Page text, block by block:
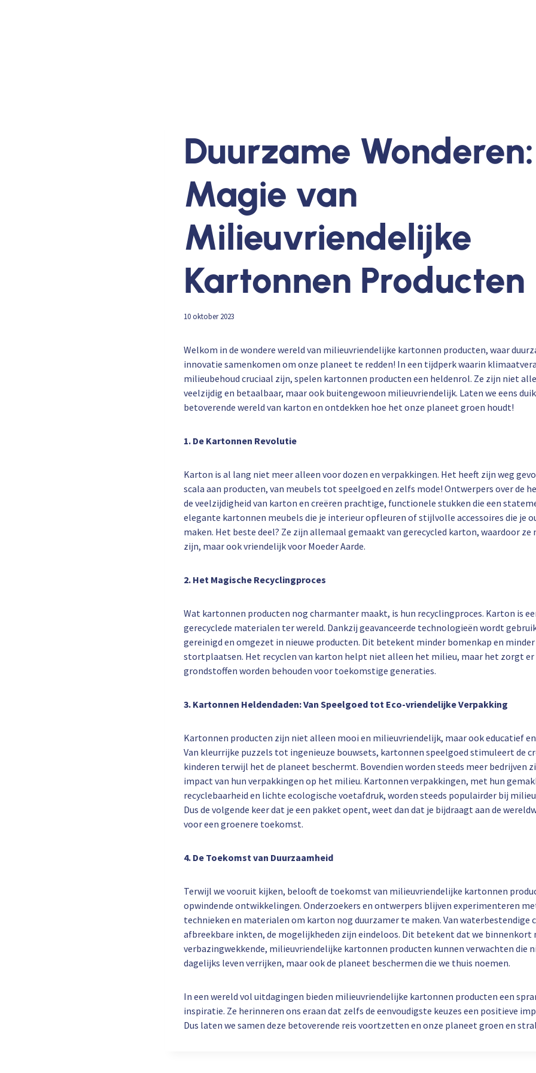
Duurzame
Magie van
Milieuvriendelijke
Kartonnen Producten
10 oktober 2023
Welkom in de wondere wereld van milieuvriendelijke kartonnen producten, waar
innovatie samenkomen om onze planeet te redden! In een tijdperk waarin
milieubehoud cruciaal zijn, spelen kartonnen producten een heldenrol. Ze zijn niet
veelzijdig en betaalbaar, maar ook buitengewoon milieuvriendelijk. Laten we eens
betoverende wereld van karton en ontdekken hoe het onze planeet groen houdt!
1. De Kartonnen Revolutie
Karton is al lang niet meer alleen voor dozen en verpakkingen. Het heeft zijn weg
scala aan producten, van meubels tot speelgoed en zelfs mode! Ontwerpers over de
de veelzijdigheid van karton en creëren prachtige, functionele stukken die een
elegante kartonnen meubels die je interieur opfleuren of stijlvolle accessoires die je
maken. Het beste deel? Ze zijn allemaal gemaakt van gerecycled karton, waardoor
zijn, maar ook vriendelijk voor Moeder Aarde.
2. Het Magische Recyclingproces
Wat kartonnen producten nog charmanter maakt, is hun recyclingproces. Karton is
gerecyclede materialen ter wereld. Dankzij geavanceerde technologieën wordt
gereinigd en omgezet in nieuwe producten. Dit betekent minder bomenkap en
stortplaatsen. Het recyclen van karton helpt niet alleen het milieu, maar het zorgt er
grondstoffen worden behouden voor toekomstige generaties.
3. Kartonnen Heldendaden: Van Speelgoed tot Eco-vriendelijke Verpakking
Kartonnen producten zijn niet alleen mooi en milieuvriendelijk, maar ook educatief
Van kleurrijke puzzels tot ingenieuze bouwsets, kartonnen speelgoed stimuleert de
kinderen terwijl het de planeet beschermt. Bovendien worden steeds meer bedrijven
impact van hun verpakkingen op het milieu. Kartonnen verpakkingen, met hun
recyclebaarheid en lichte ecologische voetafdruk, worden steeds populairder bij
Dus de volgende keer dat je een pakket opent, weet dan dat je bijdraagt aan de
voor een groenere toekomst.
4. De Toekomst van Duurzaamheid
Terwijl we vooruit kijken, belooft de toekomst van milieuvriendelijke kartonnen
opwindende ontwikkelingen. Onderzoekers en ontwerpers blijven experimenteren
technieken en materialen om karton nog duurzamer te maken. Van
afbreekbare inkten, de mogelijkheden zijn eindeloos. Dit betekent dat we binnenkort
verbazingwekkende, milieuvriendelijke kartonnen producten kunnen verwachten die
dagelijks leven verrijken, maar ook de planeet beschermen die we thuis noemen.
In een wereld vol uitdagingen bieden milieuvriendelijke kartonnen producten een
inspiratie. Ze herinneren ons eraan dat zelfs de eenvoudigste keuzes een positieve
Dus laten we samen deze betoverende reis voortzetten en onze planeet groen en